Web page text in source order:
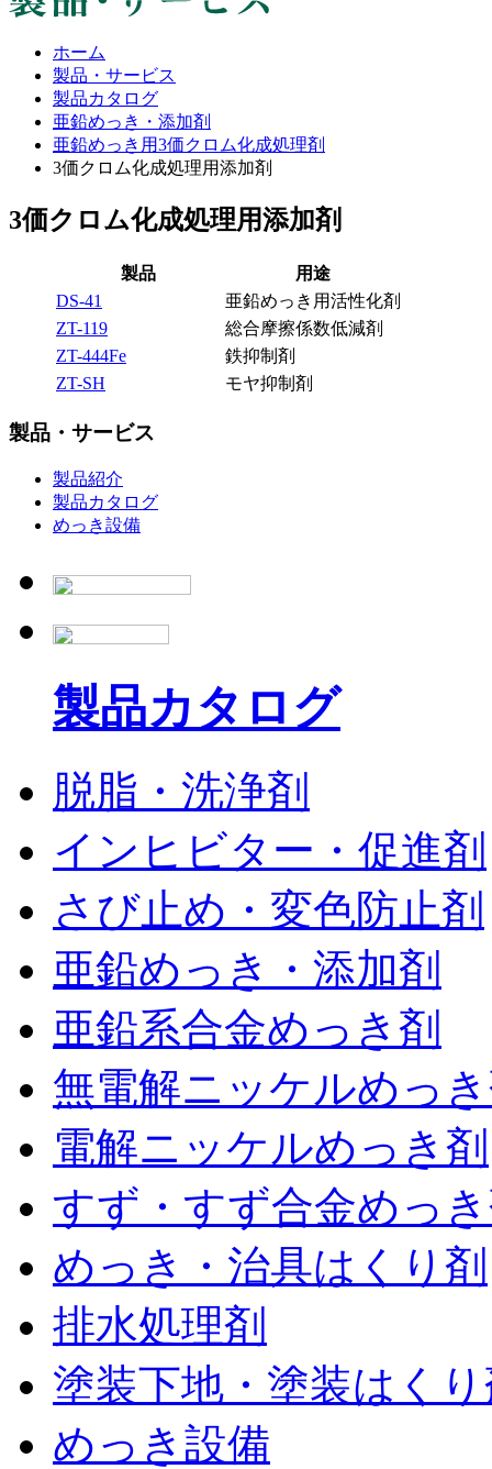
ホーム
製品・サービス
製品カタログ
亜鉛めっき・添加剤
亜鉛めっき用3価クロム化成処理剤
3価クロム化成処理用添加剤
3価クロム化成処理用添加剤
製品
用途
DS-41
亜鉛めっき用活性化剤
ZT-119
総合摩擦係数低減剤
ZT-444Fe
鉄抑制剤
ZT-SH
モヤ抑制剤
製品・サービス
製品紹介
製品カタログ
めっき設備
製品カタログ
脱脂・洗浄剤
インヒビター・促進剤
さび止め・変色防止剤
亜鉛めっき・添加剤
亜鉛系合金めっき剤
無電解ニッケルめっ
電解ニッケルめっき剤
すず・すず合金めっ
めっき・治具はくり剤
排水処理剤
塗装下地・塗装はく
めっき設備